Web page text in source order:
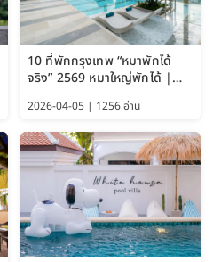
10 ที่พักกรุงเทพ “หมาพักได้
จริง” 2569 หมาใหญ่พักได้ |
Bangkok อัปเดตล่าสุด
2026-04-05 | 1256 อ่าน